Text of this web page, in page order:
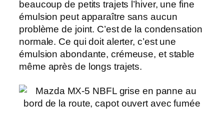
beaucoup de petits trajets l’hiver, une fine
émulsion peut apparaître sans aucun
problème de joint. C’est de la condensation
normale. Ce qui doit alerter, c’est une
émulsion abondante, crémeuse, et stable
même après de longs trajets.